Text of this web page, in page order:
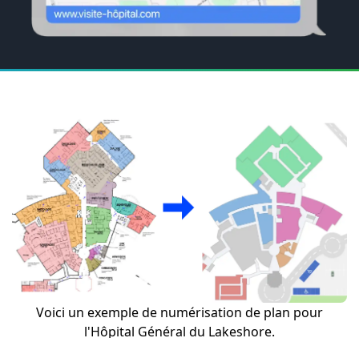
Voici un exemple de numérisation de plan pour
l'Hôpital Général du Lakeshore.